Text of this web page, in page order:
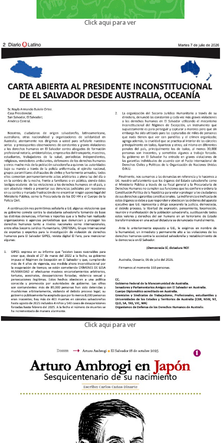
Click aqui para ver
Click aqui para ver